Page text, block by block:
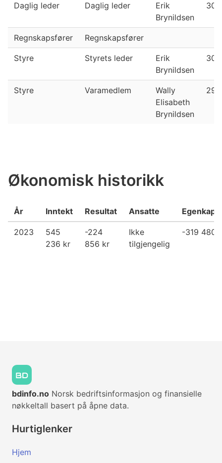
Daglig leder Daglig leder
Erik
Brynildsen
Regnskapsfører Regnskapsfører
Styre Styrets leder
Erik
Brynildsen
Styre Varamedlem
Wally
Elisabeth
Brynildsen
Økonomisk historikk
År Inntekt Resultat Ansatte
2023
545
236 kr
-224
856 kr
Ikke
tilgjengelig
-319 480
bdinfo.no Norsk bedriftsinformasjon og finansielle
nøkkeltall basert på åpne data.
Hurtiglenker
Hjem